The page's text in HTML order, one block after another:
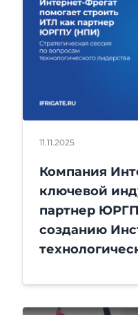
11.11.2025
Компания
ключевой
партнер
созданию